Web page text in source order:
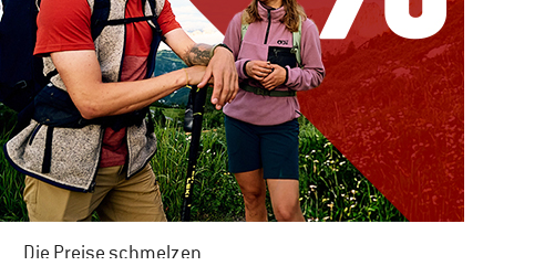
Die Preise schmelzen